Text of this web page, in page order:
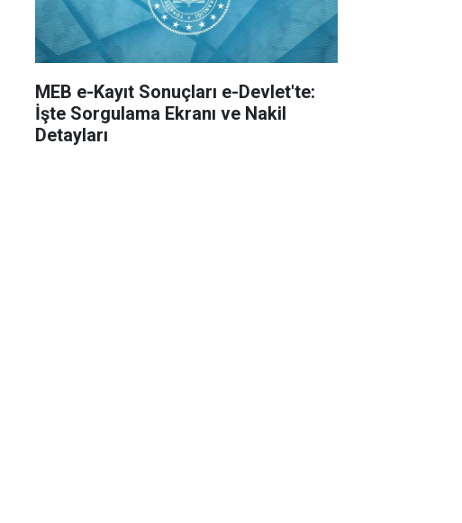
MEB e-Kayıt Sonuçları e-Devlet'te:
İşte Sorgulama Ekranı ve Nakil
Detayları